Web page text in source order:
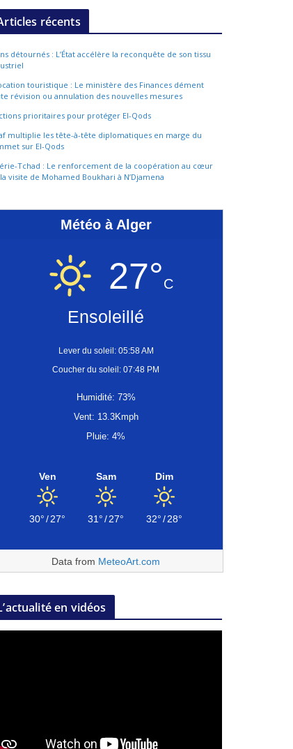
récents
détournés : L’État accélère la reconquête de son tissu
touristique : Le ministère des Finances dément
révision ou annulation des nouvelles mesures
prioritaires pour protéger El-Qods
multiplie les tête-à-tête diplomatiques en marge du
sur El-Qods
Tchad : Le renforcement de la coopération au cœur
visite de Mohamed Boukhari à N’Djamena
Météo à Alger
27°C
Ensoleillé
Lever du soleil: 05:58 AM
Coucher du soleil: 07:48 PM
Humidité: 73%
Vent: 13.3Kmph
Pluie: 4%
Ven
30°/27°
Sam
31°/27°
Dim
32°/28°
Data from MeteoArt.com
en vidéos